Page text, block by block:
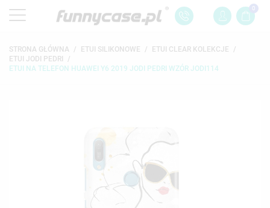
0
STRONA GŁÓWNA ETUI SILIKONOWE
ETUI CLEAR KOLEKCJE
ETUI JODI PEDRI
ETUI NA TELEFON HUAWEI Y6 2019 JODI PEDRI WZÓR JODI114